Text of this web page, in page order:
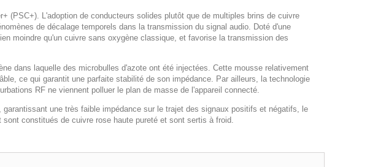
(PSC+) . L'adoption de conducteurs solides plutôt que de multiples brins de cuivre
de décalage temporels dans la transmission du signal audio. Doté d'une
moindre qu'un cuivre sans oxygène classique, et favorise la transmission des
dans laquelle des microbulles d'azote ont été injectées. Cette mousse relativement
ce qui garantit une parfaite stabilité de son impédance. Par ailleurs, la technologie
RF ne viennent polluer le plan de masse de l'appareil connecté.
une très faible impédance sur le trajet des signaux positifs et négatifs, le
constitués de cuivre rose haute pureté et sont sertis à froid.